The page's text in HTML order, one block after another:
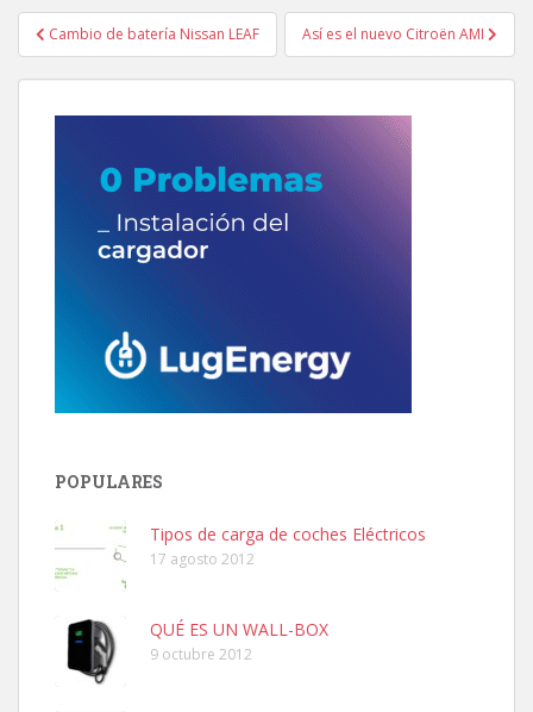
Navegación
de
entradas
Cambio de batería Nissan LEAF Así es el nuevo Citroën AMI
POPULARES
Tipos de carga de coches Eléctricos
17 agosto 2012
QUÉ ES UN WALL-BOX
9 octubre 2012